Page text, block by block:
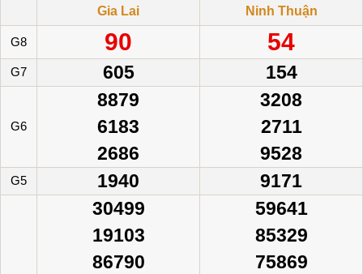
Gia Lai Ninh Thuận
G8 90 54
G7 605 154
G6
8879
6183
2686
3208
2711
9528
G5 1940 9171
30499
19103
86790
59641
85329
75869